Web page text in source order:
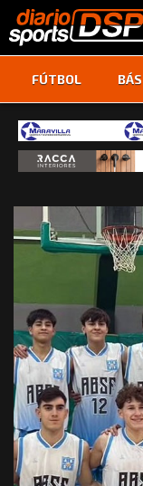
FÚTBOL